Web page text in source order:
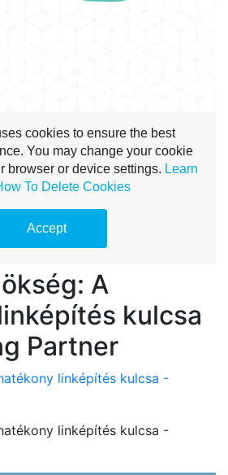
A
kulcsa
Partner
linképítés kulcsa -
linképítés kulcsa -